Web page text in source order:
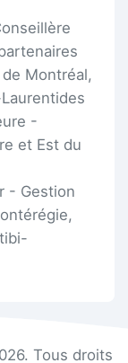
Montréal,
-
et Est du
- Gestion
Tous droits